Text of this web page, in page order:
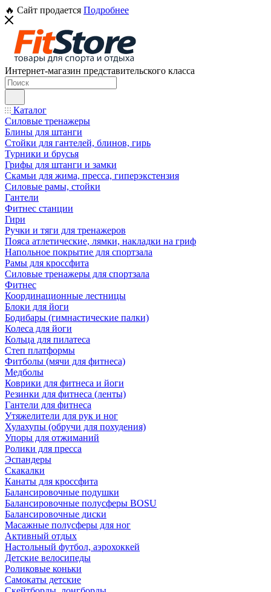
🔥 Сайт продается Подробнее
Интернет-магазин представительского класса
Каталог
Силовые тренажеры
Блины для штанги
Стойки для гантелей, блинов, гирь
Турники и брусья
Грифы для штанги и замки
Скамьи для жима, пресса, гиперэкстензия
Силовые рамы, стойки
Гантели
Фитнес станции
Гири
Ручки и тяги для тренажеров
Пояса атлетические, лямки, накладки на гриф
Напольное покрытие для спортзала
Рамы для кроссфита
Силовые тренажеры для спортзала
Фитнес
Координационные лестницы
Блоки для йоги
Бодибары (гимнастические палки)
Колеса для йоги
Кольца для пилатеса
Степ платформы
Фитболы (мячи для фитнеса)
Медболы
Коврики для фитнеса и йоги
Резинки для фитнеса (ленты)
Гантели для фитнеса
Утяжелители для рук и ног
Хулахупы (обручи для похудения)
Упоры для отжиманий
Ролики для пресса
Эспандеры
Скакалки
Канаты для кроссфита
Балансировочные подушки
Балансировочные полусферы BOSU
Балансировочные диски
Масажные полусферы для ног
Активный отдых
Настольный футбол, аэрохоккей
Детские велосипеды
Роликовые коньки
Самокаты детские